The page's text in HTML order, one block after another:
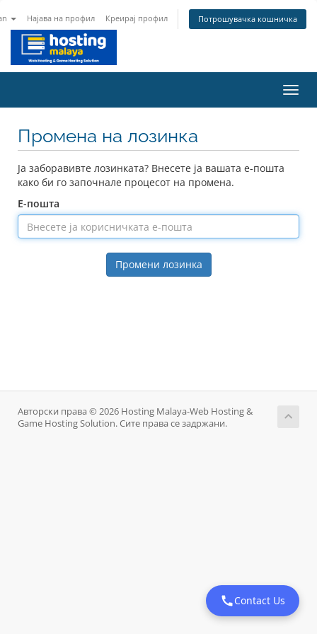
Најава на профил Креирај профил Потрошувачка кошничка
ја
Промена на лозинка
Ја заборавивте лозинката? Внесете ја вашата е-пошта
како би го започнале процесот на промена.
Е-пошта
Промени лозинка
Авторски права © 2026 Hosting Malaya-Web Hosting &
Game Hosting Solution. Сите права се задржани.
Contact Us